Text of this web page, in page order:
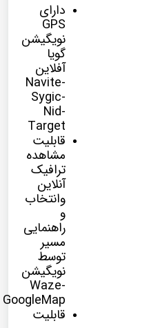
دارای
GPS
نویگیشن
گویا
آفلاین
Navite-
Sygic-
Nid-
Target
قابلیت
مشاهده
ترافیک
آنلاین
وانتخاب
و
راهنمایی
مسیر
توسط
نویگیشن
Waze-
GoogleMap
قابلیت